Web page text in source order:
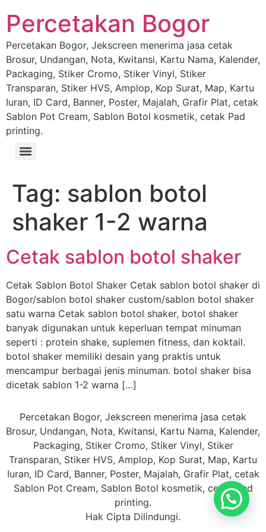
Percetakan Bogor
Percetakan Bogor, Jekscreen menerima jasa cetak
Brosur, Undangan, Nota, Kwitansi, Kartu Nama, Kalender,
Packaging, Stiker Cromo, Stiker Vinyl, Stiker
Transparan, Stiker HVS, Amplop, Kop Surat, Map, Kartu
Iuran, ID Card, Banner, Poster, Majalah, Grafir Plat, cetak
Sablon Pot Cream, Sablon Botol kosmetik, cetak Pad
printing.
Tag: sablon botol
shaker 1-2 warna
Cetak sablon botol shaker
Cetak Sablon Botol Shaker Cetak sablon botol shaker di
Bogor/sablon botol shaker custom/sablon botol shaker
satu warna Cetak sablon botol shaker, botol shaker
banyak digunakan untuk keperluan tempat minuman
seperti : protein shake, suplemen fitness, dan koktail.
botol shaker memiliki desain yang praktis untuk
mencampur berbagai jenis minuman. botol shaker bisa
dicetak sablon 1-2 warna […]
Percetakan Bogor, Jekscreen menerima jasa cetak
Brosur, Undangan, Nota, Kwitansi, Kartu Nama, Kalender,
Packaging, Stiker Cromo, Stiker Vinyl, Stiker
Transparan, Stiker HVS, Amplop, Kop Surat, Map, Kartu
Iuran, ID Card, Banner, Poster, Majalah, Grafir Plat, cetak
Sablon Pot Cream, Sablon Botol kosmetik, cetak Pad
printing.
Hak Cipta Dilindungi.